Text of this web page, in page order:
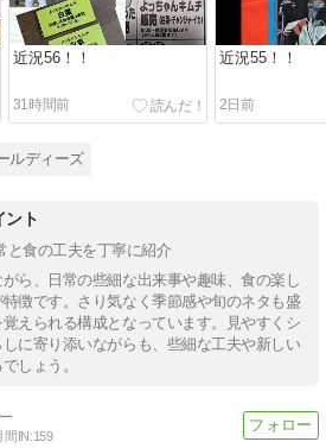
近況56！！
31時間前
近況55！！
2日前
ルディーズ
ント
と食の工夫を丁寧に紹介
ら、日常の些細な出来事や趣味、食の楽し
徴です。さり気なく季節感や旬のネタも盛
えられる構成となっています。見やすくシ
に寄り添いながらも、些細な工夫や新しい
しょう。
間IN:159